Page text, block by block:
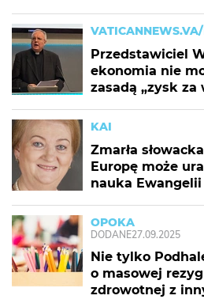
Przedstawiciel
ekonomia nie
zasadą „zysk za
KAI
Zmarła
Europę może
nauka Ewangelii
OPOKA
DODANE27.09.2025
Nie tylko
o masowej
zdrowotnej z